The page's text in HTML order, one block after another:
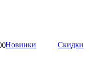
Новинки Скидки